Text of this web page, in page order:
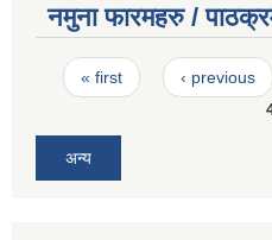
नमुना फारमहरु /
Pages
« first ‹ previous
अन्य